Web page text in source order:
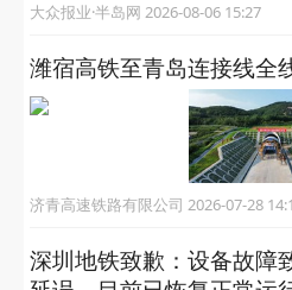
大众报业·半岛网 2026-08-06 15:27
潍宿高铁至青岛连接线全
济青高速铁路有限公司 2026-07-28
深圳地铁致歉：设备故障